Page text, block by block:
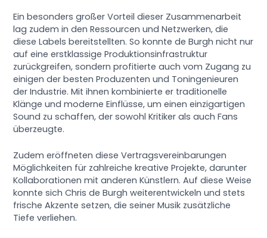
Ein besonders großer Vorteil dieser Zusammenarbeit
lag zudem in den Ressourcen und Netzwerken, die
diese Labels bereitstellten. So konnte de Burgh nicht nur
auf eine erstklassige Produktionsinfrastruktur
zurückgreifen, sondern profitierte auch vom Zugang zu
einigen der besten Produzenten und Toningenieuren
der Industrie. Mit ihnen kombinierte er traditionelle
Klänge und moderne Einflüsse, um einen einzigartigen
Sound zu schaffen, der sowohl Kritiker als auch Fans
überzeugte.
Zudem eröffneten diese Vertragsvereinbarungen
Möglichkeiten für zahlreiche kreative Projekte, darunter
Kollaborationen mit anderen Künstlern. Auf diese Weise
konnte sich Chris de Burgh weiterentwickeln und stets
frische Akzente setzen, die seiner Musik zusätzliche
Tiefe verliehen.